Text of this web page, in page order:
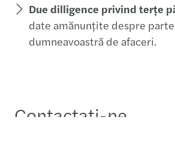
Due dilligence privind terțe
date amănunțite despre
dumneavoastră de afaceri.
Contactați-ne